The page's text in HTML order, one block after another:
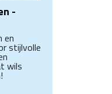
-
en
stijlvolle
wils